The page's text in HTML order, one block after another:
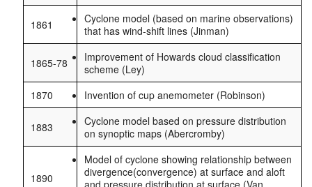
1861
Cyclone model (based on marine observations)
that has wind-shift lines (Jinman)
1865-78
Improvement of Howards cloud classification
scheme (Ley)
1870
Invention of cup anemometer (Robinson)
1883
Cyclone model based on pressure distribution
on synoptic maps (Abercromby)
1890
Model of cyclone showing relationship between
divergence(convergence) at surface and aloft
and pressure distribution at surface (Van